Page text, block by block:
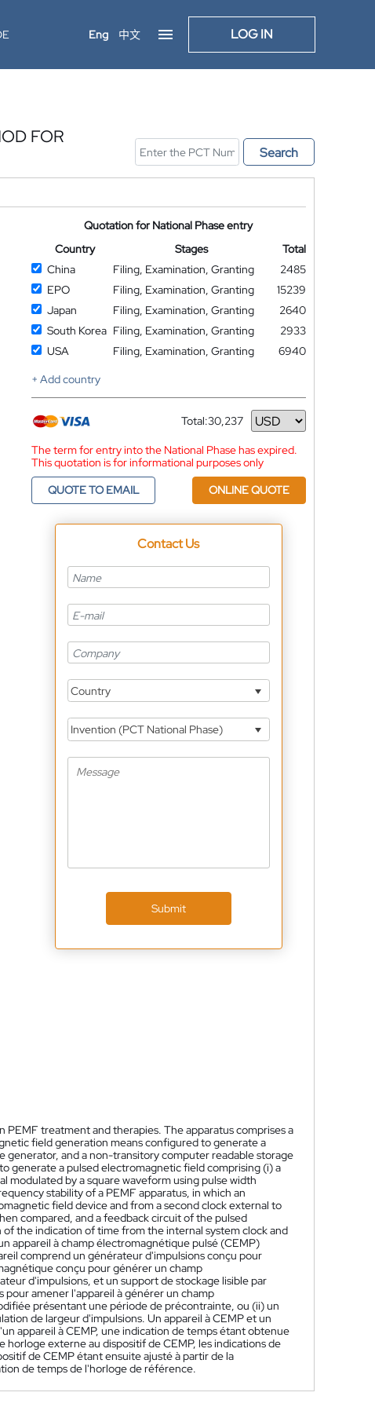
Eng 中文 LOG IN
FOR
Search
Quotation for National Phase entry
Country
Stages
Total
China
Filing, Examination, Granting
2485
EPO
Filing, Examination, Granting
15239
Japan
Filing, Examination, Granting
2640
South Korea Filing, Examination, Granting
2933
USA
Filing, Examination, Granting
6940
+ Add country
Total:30,237
Currency
The term for entry into the National Phase has expired.
This quotation is for informational purposes only
QUOTE TO EMAIL
ONLINE QUOTE
Contact Us
Country
Invention (PCT National Phase)
Submit
treatment and therapies. The apparatus comprises a
field generation means configured to generate a
generator, and a non-transitory computer readable storage
generate a pulsed electromagnetic field comprising (i) a
modulated by a square waveform using pulse width
stability of a PEMF apparatus, in which an
field device and from a second clock external to
compared, and a feedback circuit of the pulsed
the indication of time from the internal system clock and
appareil à champ électromagnétique pulsé (CEMP)
comprend un générateur d'impulsions conçu pour
conçu pour générer un champ
d'impulsions, et un support de stockage lisible par
amener l'appareil à générer un champ
présentant une période de précontrainte, ou (ii) un
de largeur d'impulsions. Un appareil à CEMP et un
appareil à CEMP, une indication de temps étant obtenue
externe au dispositif de CEMP, les indications de
de CEMP étant ensuite ajusté à partir de la
de temps de l'horloge de référence.